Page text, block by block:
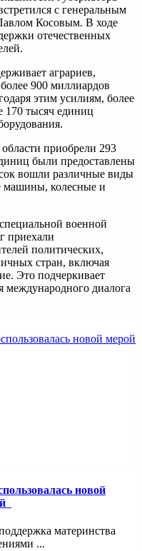
с генеральным
Косовым. В ходе
отечественных
аграриев,
900 миллиардов
этим усилиям, более
170 тысяч единиц
приобрели 293
были предоставлены
вошли различные виды
машины, колесные и
военной
приехали
политических,
стран, включая
Это подчеркивает
международного диалога
новой
материнства
...